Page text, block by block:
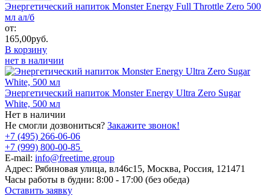
Энергетический напиток Monster Energy Full Throttle Zero 500
мл ал/б
от:
165,00руб.
В корзину
нет в наличии
Энергетический напиток Monster Energy Ultra Zero Sugar
White, 500 мл
Нет в наличии
Не смогли дозвониться? Закажите звонок!
+7 (495) 266-06-06
+7 (999) 800-00-85
E-mail: info@freetime.group
Адрес: Рябиновая улица, вл46с15, Москва, Россия, 121471
Часы работы в будни: 8:00 - 17:00 (без обеда)
Оставить заявку